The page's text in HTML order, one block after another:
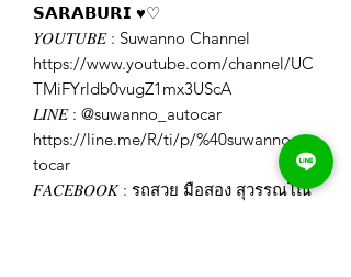
𝗦𝗔𝗥𝗔𝗕𝗨𝗥𝗜 ♥️♡
𝑌𝑂𝑈𝑇𝑈𝐵𝐸 : Suwanno Channel
https://www.youtube.com/channel/UC
TMiFYrldb0vugZ1mx3UScA
𝐿𝐼𝑁𝐸 : @suwanno_autocar
https://line.me/R/ti/p/%40suwanno_au
tocar
𝐹𝐴𝐶𝐸𝐵𝑂𝑂𝐾 : รถสวย มือสอง สุวรรณโณ